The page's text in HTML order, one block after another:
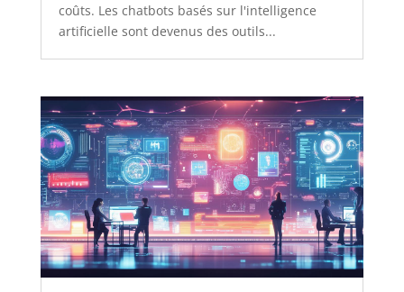
coûts. Les chatbots basés sur l'intelligence
artificielle sont devenus des outils...